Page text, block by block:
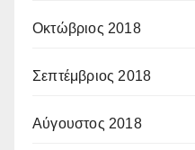
Οκτώβριος 2018
Σεπτέμβριος 2018
Αύγουστος 2018